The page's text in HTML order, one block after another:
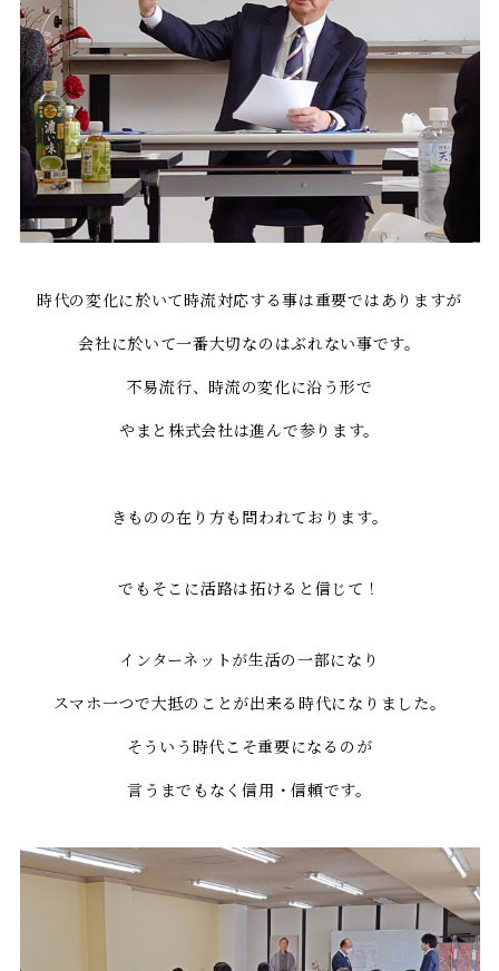
時代の変化に於いて時流対応する事は重要ではありますが
会社に於いて一番大切なのはぶれない事です。
不易流行、時流の変化に沿う形で
やまと株式会社は進んで参ります。
きものの在り方も問われております。
でもそこに活路は拓けると信じて！
インターネットが生活の一部になり
スマホ一つで大抵のことが出来る時代になりました。
そういう時代こそ重要になるのが
言うまでもなく信用・信頼です。